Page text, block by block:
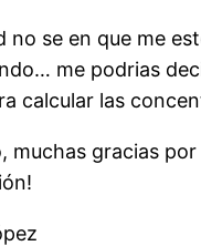
no se en que me
me podrias
calcular las
muchas gracias por